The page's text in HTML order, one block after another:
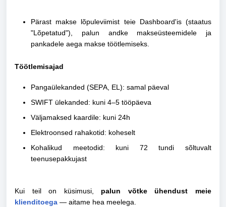
Pärast makse lõpuleviimist teie Dashboard'is (staatus
"Lõpetatud"), palun andke makseüsteemidele ja
pankadele aega makse töötlemiseks.
Töötlemisajad
Pangaülekanded (SEPA, EL): samal päeval
SWIFT ülekanded: kuni 4–5 tööpäeva
Väljamaksed kaardile: kuni 24h
Elektroonsed rahakotid: koheselt
Kohalikud meetodid: kuni 72 tundi sõltuvalt
teenusepakkujast
Kui teil on küsimusi, palun võtke ühendust meie
klienditoega — aitame hea meelega.